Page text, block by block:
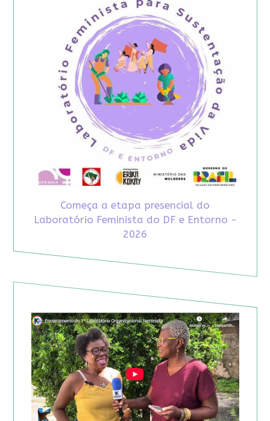
Começa a etapa presencial do
Laboratório Feminista do DF e Entorno -
2026